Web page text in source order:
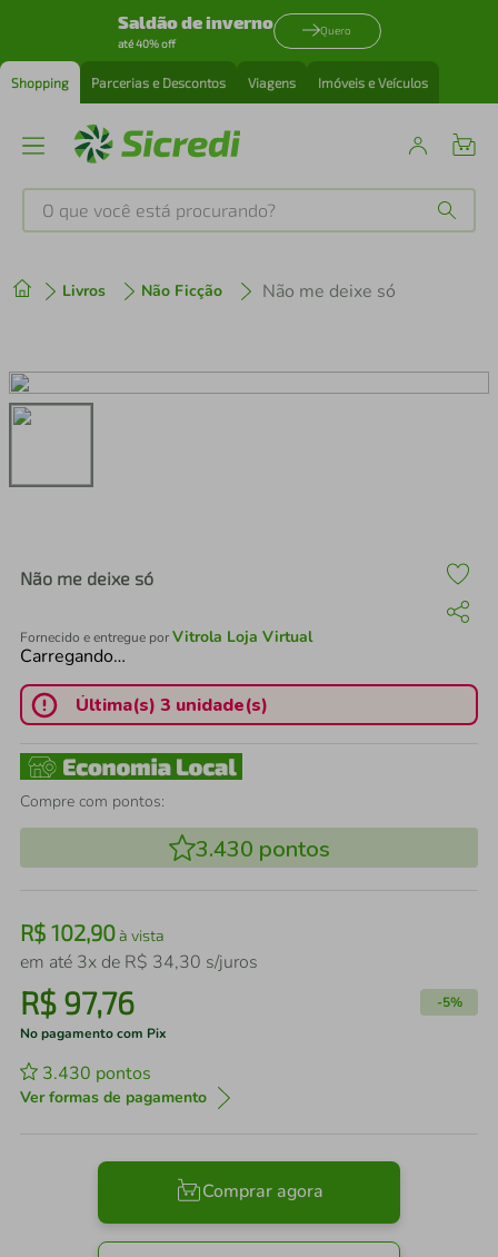
Saldão de inverno
até 40% off
Quero
Shopping Parcerias e Descontos Viagens Imóveis e Veículos
O que você está procurando?
Livros Não Ficção Não me deixe só
Não me deixe só
Fornecido e entregue porVitrola Loja Virtual
Carregando…
Última(s) 3 unidade(s)
Compre com pontos:
3.430 pontos
R$ 102,90à vista
em até 3x de R$ 34,30 s/juros
R$ 97,76 -5%
No pagamento com Pix
3.430 pontos
Ver formas de pagamento
Comprar agora
2º cafeteira